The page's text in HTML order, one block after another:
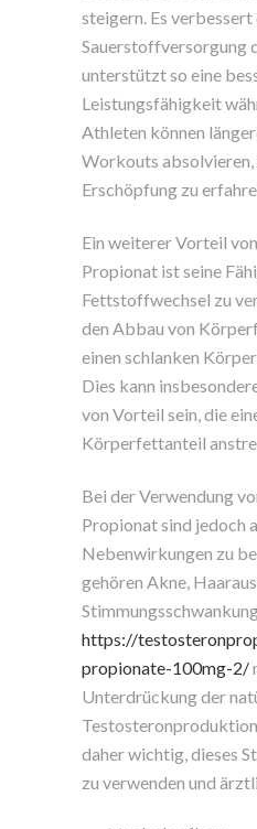
steigern. Es verbessert
Sauerstoffversorgung
unterstützt so eine
Leistungsfähigkeit
Athleten können
Workouts
Erschöpfung zu
Ein weiterer Vorteil
Propionat ist seine
Fettstoffwechsel zu
den Abbau von
einen schlanken
Dies kann
von Vorteil sein, die
Körperfettanteil
Bei der Verwendung
Propionat sind jedoch
Nebenwirkungen zu
gehören Akne,
https://
propionate-100mg-2/
Unterdrückung der
daher wichtig, dieses
zu verwenden und